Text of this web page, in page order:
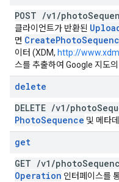
POST /v1 /photo
클라이언트가 반환된
면 CreatePhoto
이터 (XDM, http://
스를 추출하여 Google 지도
delete
DELETE /v1 /photo
PhotoSequence 및 메타
get
GET /v1 /photo
Operation 인터페이스를